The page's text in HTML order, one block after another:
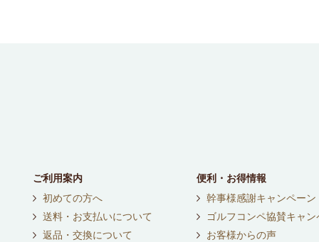
ご利用案内
初めての方へ
送料・お支払いについて
返品・交換について
便利・お得情報
幹事様感謝キャンペーン
ゴルフコンペ協賛キャン
お客様からの声